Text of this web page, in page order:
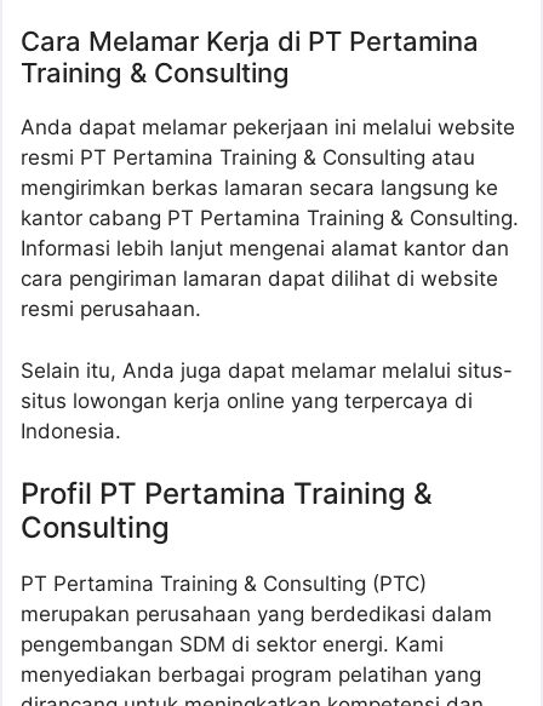
Cara Melamar Kerja di PT Pertamina
Training & Consulting
Anda dapat melamar pekerjaan ini melalui website
resmi PT Pertamina Training & Consulting atau
mengirimkan berkas lamaran secara langsung ke
kantor cabang PT Pertamina Training & Consulting.
Informasi lebih lanjut mengenai alamat kantor dan
cara pengiriman lamaran dapat dilihat di website
resmi perusahaan.
Selain itu, Anda juga dapat melamar melalui situs-
situs lowongan kerja online yang terpercaya di
Indonesia.
Profil PT Pertamina Training &
Consulting
PT Pertamina Training & Consulting (PTC)
merupakan perusahaan yang berdedikasi dalam
pengembangan SDM di sektor energi. Kami
menyediakan berbagai program pelatihan yang